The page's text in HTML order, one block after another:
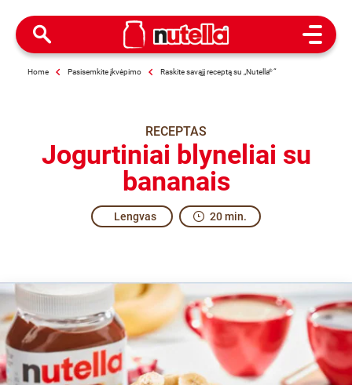
Open
Home Pasisemkite įkvėpimo Raskite savąjį receptą su „Nutella®“
RECEPTAS
Jogurtiniai blyneliai su
bananais
Lengvas 20 min.